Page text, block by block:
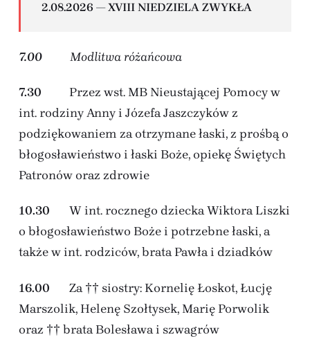
2.08.2026 — XVIII NIEDZIELA ZWYKŁA
7.00 Modlitwa różańcowa
7.30 Przez wst. MB Nieustającej Pomocy w
int. rodziny Anny i Józefa Jaszczyków z
podziękowaniem za otrzymane łaski, z prośbą o
błogosławieństwo i łaski Boże, opiekę Świętych
Patronów oraz zdrowie
10.30 W int. rocznego dziecka Wiktora Liszki
o błogosławieństwo Boże i potrzebne łaski, a
także w int. rodziców, brata Pawła i dziadków
16.00 Za †† siostry: Kornelię Łoskot, Łucję
Marszolik, Helenę Szołtysek, Marię Porwolik
oraz †† brata Bolesława i szwagrów